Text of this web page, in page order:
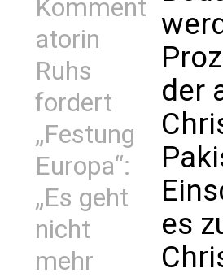
Komment
atorin
Ruhs
fordert
„Festung
Europa“:
„Es geht
nicht
mehr
der
es